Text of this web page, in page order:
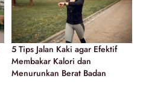
5 Tips Jalan Kaki agar Efektif
Membakar Kalori dan
Menurunkan Berat Badan